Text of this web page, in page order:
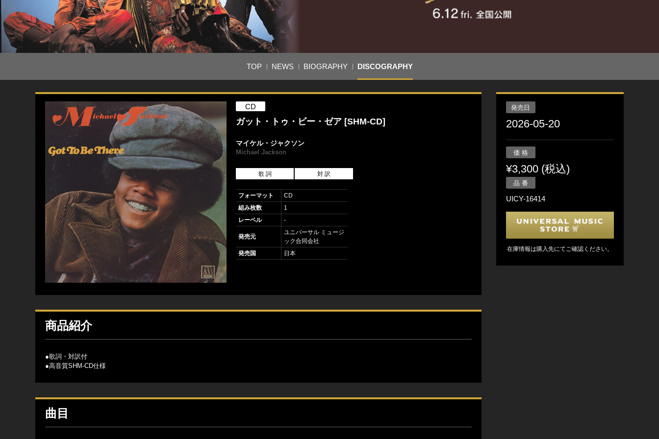
TOP NEWS BIOGRAPHY DISCOGRAPHY
CD
ガット・トゥ・ビー・ゼア [SHM-CD]
マイケル・ジャクソン
Michael Jackson
歌 詞 対 訳
フォーマット
CD
組み枚数
1
レーベル
-
発売元
ユニバーサル ミュージ
ック合同会社
発売国
日本
商品紹介
●歌詞・対訳付
●高音質SHM-CD仕様
曲目
発売日
2026-05-20
価 格
¥3,300 (税込)
品 番
UICY-16414
在庫情報は購入先にてご確認ください。